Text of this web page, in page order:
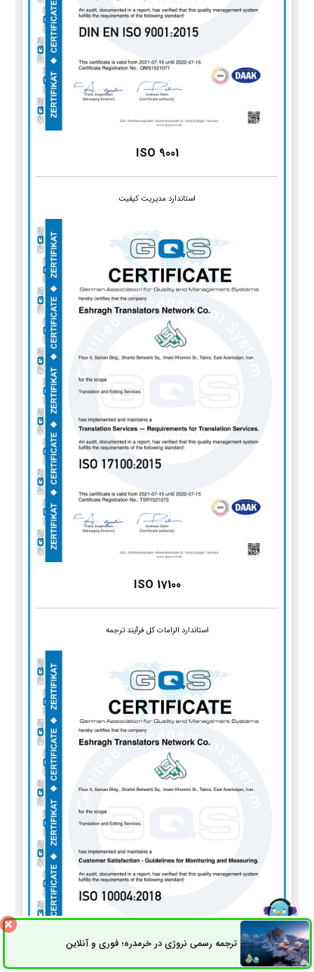
ISO 9001
استاندارد مدیریت کیفیت
ISO 17100
استاندارد الزامات کل فرآیند ترجمه
ترجمه رسمی نروژی در خرمدره؛ فوری و آنلاینثبت سفارش راه های ارتباطی